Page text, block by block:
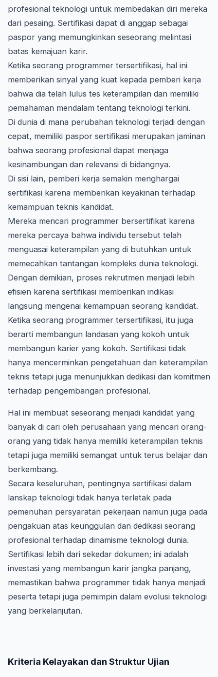
profesional teknologi untuk membedakan diri mereka
dari pesaing. Sertifikasi dapat di anggap sebagai
paspor yang memungkinkan seseorang melintasi
batas kemajuan karir.
Ketika seorang programmer tersertifikasi, hal ini
memberikan sinyal yang kuat kepada pemberi kerja
bahwa dia telah lulus tes keterampilan dan memiliki
pemahaman mendalam tentang teknologi terkini.
Di dunia di mana perubahan teknologi terjadi dengan
cepat, memiliki paspor sertifikasi merupakan jaminan
bahwa seorang profesional dapat menjaga
kesinambungan dan relevansi di bidangnya.
Di sisi lain, pemberi kerja semakin menghargai
sertifikasi karena memberikan keyakinan terhadap
kemampuan teknis kandidat.
Mereka mencari programmer bersertifikat karena
mereka percaya bahwa individu tersebut telah
menguasai keterampilan yang di butuhkan untuk
memecahkan tantangan kompleks dunia teknologi.
Dengan demikian, proses rekrutmen menjadi lebih
efisien karena sertifikasi memberikan indikasi
langsung mengenai kemampuan seorang kandidat.
Ketika seorang programmer tersertifikasi, itu juga
berarti membangun landasan yang kokoh untuk
membangun karier yang kokoh. Sertifikasi tidak
hanya mencerminkan pengetahuan dan keterampilan
teknis tetapi juga menunjukkan dedikasi dan komitmen
terhadap pengembangan profesional.
Hal ini membuat seseorang menjadi kandidat yang
banyak di cari oleh perusahaan yang mencari orang-
orang yang tidak hanya memiliki keterampilan teknis
tetapi juga memiliki semangat untuk terus belajar dan
berkembang.
Secara keseluruhan, pentingnya sertifikasi dalam
lanskap teknologi tidak hanya terletak pada
pemenuhan persyaratan pekerjaan namun juga pada
pengakuan atas keunggulan dan dedikasi seorang
profesional terhadap dinamisme teknologi dunia.
Sertifikasi lebih dari sekedar dokumen; ini adalah
investasi yang membangun karir jangka panjang,
memastikan bahwa programmer tidak hanya menjadi
peserta tetapi juga pemimpin dalam evolusi teknologi
yang berkelanjutan.
Kriteria Kelayakan dan Struktur Ujian